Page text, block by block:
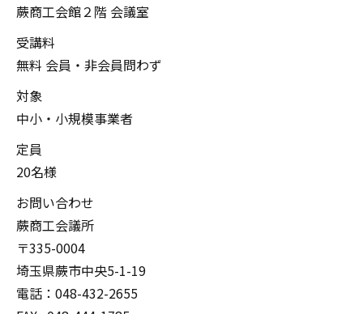
蕨商工会館２階 会議室
受講料
無料 会員・非会員問わず
対象
中小・小規模事業者
定員
20名様
お問い合わせ
蕨商工会議所
〒335-0004
埼玉県蕨市中央5-1-19
電話：048-432-2655